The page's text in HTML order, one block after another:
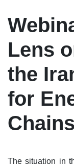
Lens
the
for
The situation in